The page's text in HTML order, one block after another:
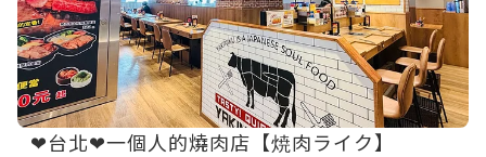
❤台北❤一個人的燒肉店【焼肉ライク】